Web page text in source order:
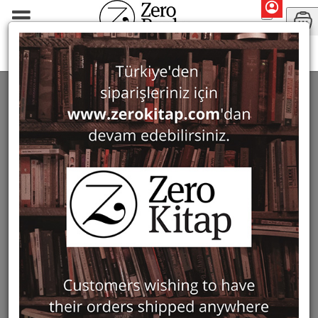
Monographs Art History
ART HISTORY 262 ürün bulundu
Filter Show Only in Stock